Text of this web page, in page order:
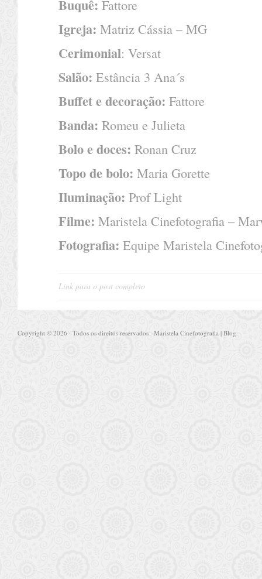
Buquê: Fattore
Igreja: Matriz Cássia – MG
Cerimonial: Versat
Salão: Estância 3 Ana´s
Buffet e decoração: Fattore
Banda: Romeu e Julieta
Bolo e doces: Ronan Cruz
Topo de bolo: Maria Gorette
Iluminação: Prof Light
Filme: Maristela Cinefotografia –
Fotografia: Equipe Maristela
Link para o post completo
Copyright © 2026 · Todos os direitos reservados · Maristela Cinefotografia | Blog